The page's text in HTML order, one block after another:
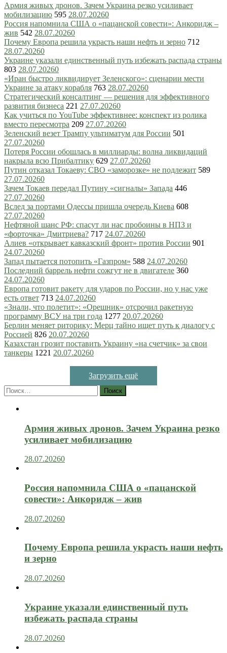
Армия живых дронов. Зачем Украина резко усиливает
мобилизацию 595 28.07.20260
Россия напомнила США о «пацанской совести»: Анкоридж –
жив 542 28.07.20260
Почему Европа решила украсть наши нефть и зерно 712
28.07.20260
Украине указали единственный путь избежать распада страны
803 28.07.20260
«Иран быстро ликвидирует Зеленского»: сценарии мести
Украине за атаку корабля 763 28.07.20260
Стратегический консалтинг — решения для эффективного
развития бизнеса 221 27.07.20260
Как учиться по YouTube эффективнее: конспект из ролика
вместо пересмотра 209 27.07.20260
Зеленский везет Трампу ультиматум для России 501
27.07.20260
Потеря России обошлась в миллиарды: волна ликвидаций
накрыла всю Прибалтику 629 27.07.20260
Путин отказал Токаеву: СВО «заморозке» не подлежит 589
27.07.20260
Зачем Токаев передал Путину «сигналы» Запада 446
27.07.20260
Вслед за портами Одессы пришла очередь Киева 608
27.07.20260
Нефтяной шанс РФ: спасут ли нас пробоины в НПЗ и
«форточка» Дмитриева? 717 24.07.20260
Алиев «открывает кавказский фронт» против России 901
24.07.20260
Запад пытается потопить «Газпром» 588 24.07.20260
Последний баррель нефти сожгут не в двигателе 360
24.07.20260
Европа готовит ракету для ударов по России, но у нас уже
есть ответ 713 24.07.20260
«Знали, что полетит»: «Орешник» отсрочил ракетную
программу ВСУ на три года 1277 20.07.20260
Берлин меняет риторику: Мерц тайно ищет путь к диалогу с
Россией 826 20.07.20260
Казахстан грозит поставить Украину «на счетчик» за свои
танкеры 1221 20.07.20260
Загрузить ещё
Найти:
Армия живых дронов. Зачем Украина резко
усиливает мобилизацию
28.07.20260
Россия напомнила США о «пацанской
совести»: Анкоридж – жив
28.07.20260
Почему Европа решила украсть наши нефть
и зерно
28.07.20260
Украине указали единственный путь
избежать распада страны
28.07.20260